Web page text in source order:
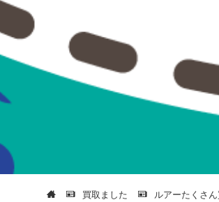
買取ました ルアーたくさ